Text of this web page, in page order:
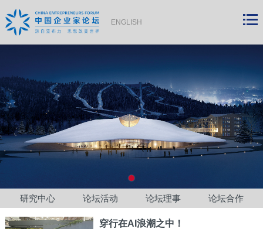
ENGLISH
研究中心 论坛活动 论坛理事 论坛合作
穿行在AI浪潮之中！